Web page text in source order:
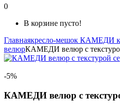
0
В корзине пусто!
Главнаякресло-мешок КАМЕДИ
велюрКАМЕДИ велюр с
-5%
КАМЕДИ велюр с